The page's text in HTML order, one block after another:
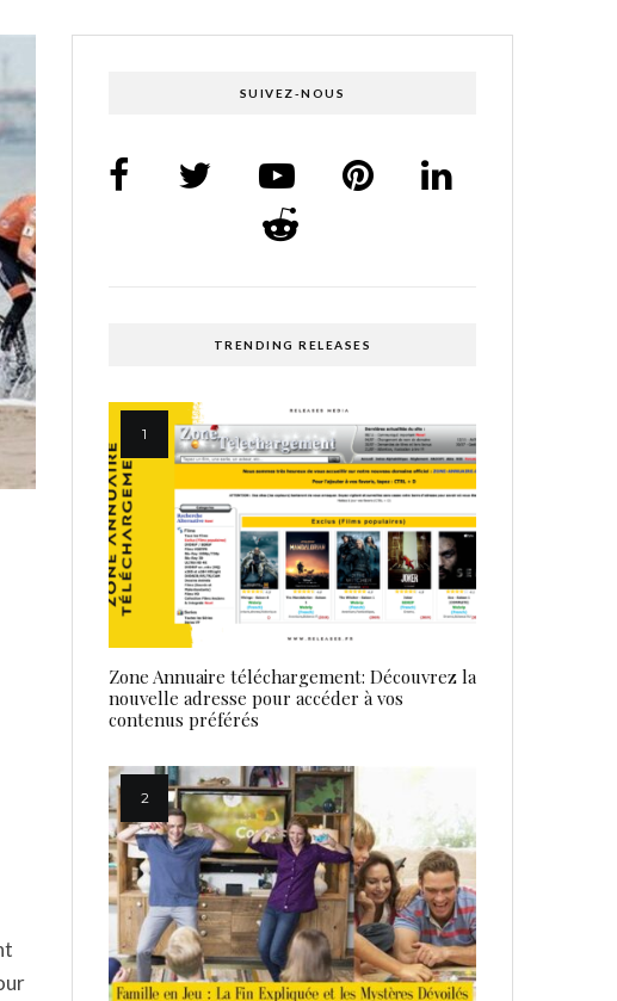
SUIVEZ-NOUS
TRENDING RELEASES
Zone Annuaire téléchargement: Découvrez la
nouvelle adresse pour accéder à vos
contenus préférés